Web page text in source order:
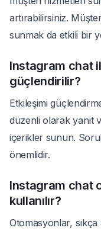
artırabilirsiniz.
sunmak da etkili bir
Instagram chat
güçlendirilir?
Etkileşimi
düzenli olarak yanıt
içerikler sunun.
önemlidir.
Instagram chat
kullanılır?
Otomasyonlar,